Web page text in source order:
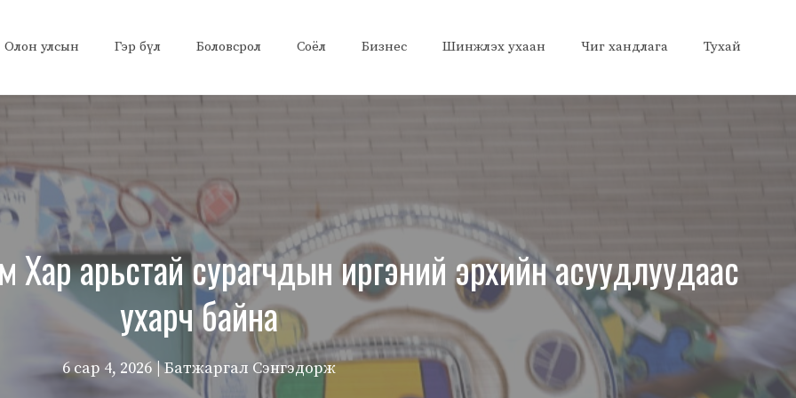
Олон улсын Гэр бүл Боловсрол Соёл Бизнес Шинжлэх ухаан Чиг хандлага Тухай
арьстай сурагчдын иргэний эрхийн асуудлуудаас
ухарч байна
6 сар 4, 2026 | Батжаргал Сэнгэдорж